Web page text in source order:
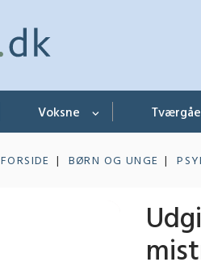
Voksne
FORSIDE BØRN OG UNGE